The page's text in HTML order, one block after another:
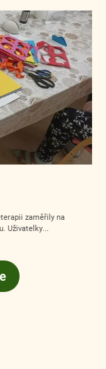
zaměřily na
Uživatelky...